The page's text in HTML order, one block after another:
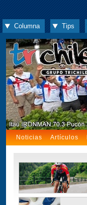
Columna Tips
Noticias Artículos